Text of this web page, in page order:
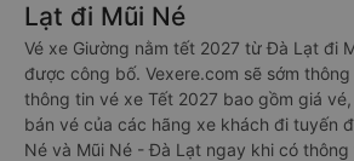
Lạt đi Mũi Né
Vé xe Giường nằm tết 2027 từ Đà Lạt đi
được công bố. Vexere.com sẽ sớm
thông tin vé xe Tết 2027 bao gồm giá
bán vé của các hãng xe khách đi tuyến
Né và Mũi Né - Đà Lạt ngay khi có